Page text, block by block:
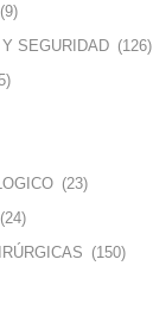
(9)
SEGURIDAD (126)
(23)
(24)
(150)